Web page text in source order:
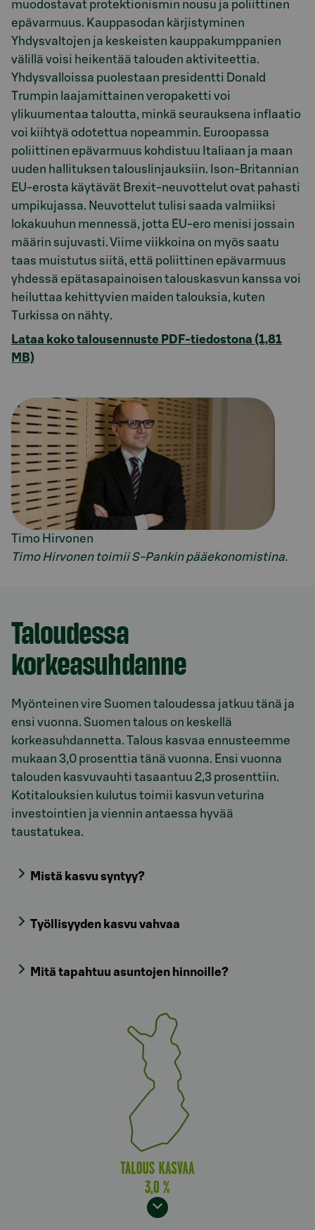
muodostavat protektionismin nousu ja poliittinen
epävarmuus. Kauppasodan kärjistyminen
Yhdysvaltojen ja keskeisten kauppakumppanien
välillä voisi heikentää talouden aktiviteettia.
Yhdysvalloissa puolestaan presidentti Donald
Trumpin laajamittainen veropaketti voi
ylikuumentaa taloutta, minkä seurauksena inflaatio
voi kiihtyä odotettua nopeammin. Euroopassa
poliittinen epävarmuus kohdistuu Italiaan ja maan
uuden hallituksen talouslinjauksiin. Ison-Britannian
EU-erosta käytävät Brexit-neuvottelut ovat pahasti
umpikujassa. Neuvottelut tulisi saada valmiiksi
lokakuuhun mennessä, jotta EU-ero menisi jossain
määrin sujuvasti. Viime viikkoina on myös saatu
taas muistutus siitä, että poliittinen epävarmuus
yhdessä epätasapainoisen talouskasvun kanssa voi
heiluttaa kehittyvien maiden talouksia, kuten
Turkissa on nähty.
Lataa koko talousennuste PDF-tiedostona (1,81
MB)
Timo Hirvonen
Timo Hirvonen toimii S-Pankin pääekonomistina.
Taloudessa
korkeasuhdanne
Myönteinen vire Suomen taloudessa jatkuu tänä ja
ensi vuonna. Suomen talous on keskellä
korkeasuhdannetta. Talous kasvaa ennusteemme
mukaan 3,0 prosenttia tänä vuonna. Ensi vuonna
talouden kasvuvauhti tasaantuu 2,3 prosenttiin.
Kotitalouksien kulutus toimii kasvun veturina
investointien ja viennin antaessa hyvää
taustatukea.
Mistä kasvu syntyy?
Työllisyyden kasvu vahvaa
Mitä tapahtuu asuntojen hinnoille?